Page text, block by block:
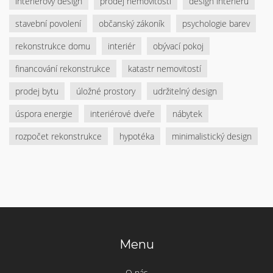
stavební povolení
občanský zákoník
psychologie barev
rekonstrukce domu
interiér
obývací pokoj
financování rekonstrukce
katastr nemovitostí
prodej bytu
úložné prostory
udržitelný design
úspora energie
interiérové dveře
nábytek
rozpočet rekonstrukce
hypotéka minimalistický design
Menu